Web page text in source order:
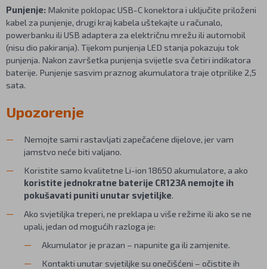
Punjenje: Maknite poklopac USB-C konektora i uključite priloženi
kabel za punjenje, drugi kraj kabela uštekajte u računalo,
powerbanku ili USB adaptera za električnu mrežu ili automobil
(nisu dio pakiranja). Tijekom punjenja LED stanja pokazuju tok
punjenja. Nakon završetka punjenja svijetle sva četiri indikatora
baterije. Punjenje sasvim praznog akumulatora traje otprilike 2,5
sata.
Upozorenje
Nemojte sami rastavljati zapečaćene dijelove, jer vam
jamstvo neće biti valjano.
Koristite samo kvalitetne Li-ion 18650 akumulatore, a ako
koristite jednokratne baterije CR123A nemojte ih
pokušavati puniti unutar svjetiljke.
Ako svjetiljka treperi, ne preklapa u više režime ili ako se ne
upali, jedan od mogućih razloga je:
Akumulator je prazan – napunite ga ili zamjenite.
Kontakti unutar svjetiljke su onečišćeni – očistite ih